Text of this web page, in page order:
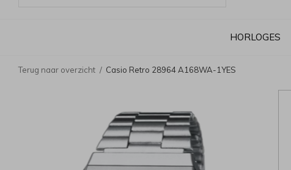
HORLOGES
Terug naar overzicht Casio Retro 28964 A168WA-1YES